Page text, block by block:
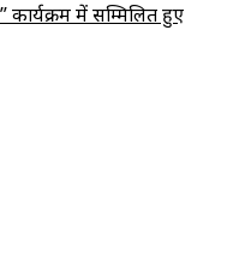
कार्यक्रम में सम्मिलित हुए